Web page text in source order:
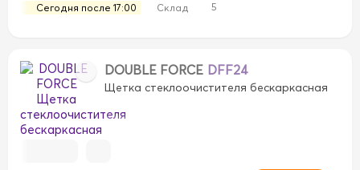
Сегодня после 17:00 Склад 5
DOUBLE FORCE DFF24
Щетка стеклоочистителя бескаркасная